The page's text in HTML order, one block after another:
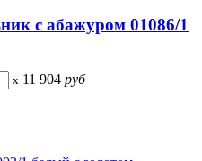
с абажуром 01086/1
x 11 904 руб